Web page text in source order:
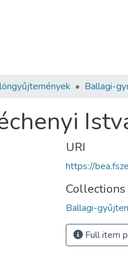
Ballagi-
URI
https://
Collections
Ballagi-
Full item